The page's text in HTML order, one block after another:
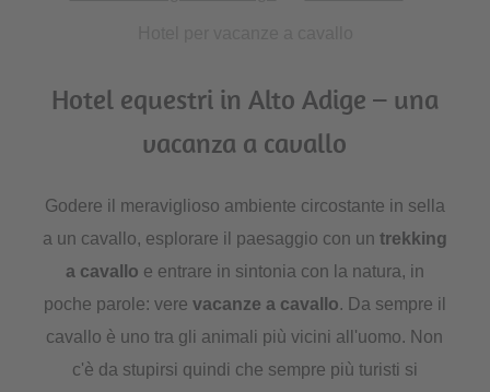
Hotel equestri in Alto Adige – una
vacanza a cavallo
Godere il meraviglioso ambiente circostante in sella
a un cavallo, esplorare il paesaggio con un trekking
a cavallo e entrare in sintonia con la natura, in
poche parole: vere vacanze a cavallo. Da sempre il
cavallo è uno tra gli animali più vicini all'uomo. Non
c'è da stupirsi quindi che sempre più turisti si